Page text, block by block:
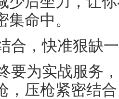
命中。
合，快准狠缺
要为实战服务
，压枪紧密结